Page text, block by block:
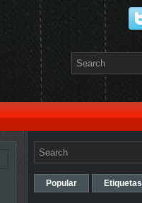
Popular Etiquetas